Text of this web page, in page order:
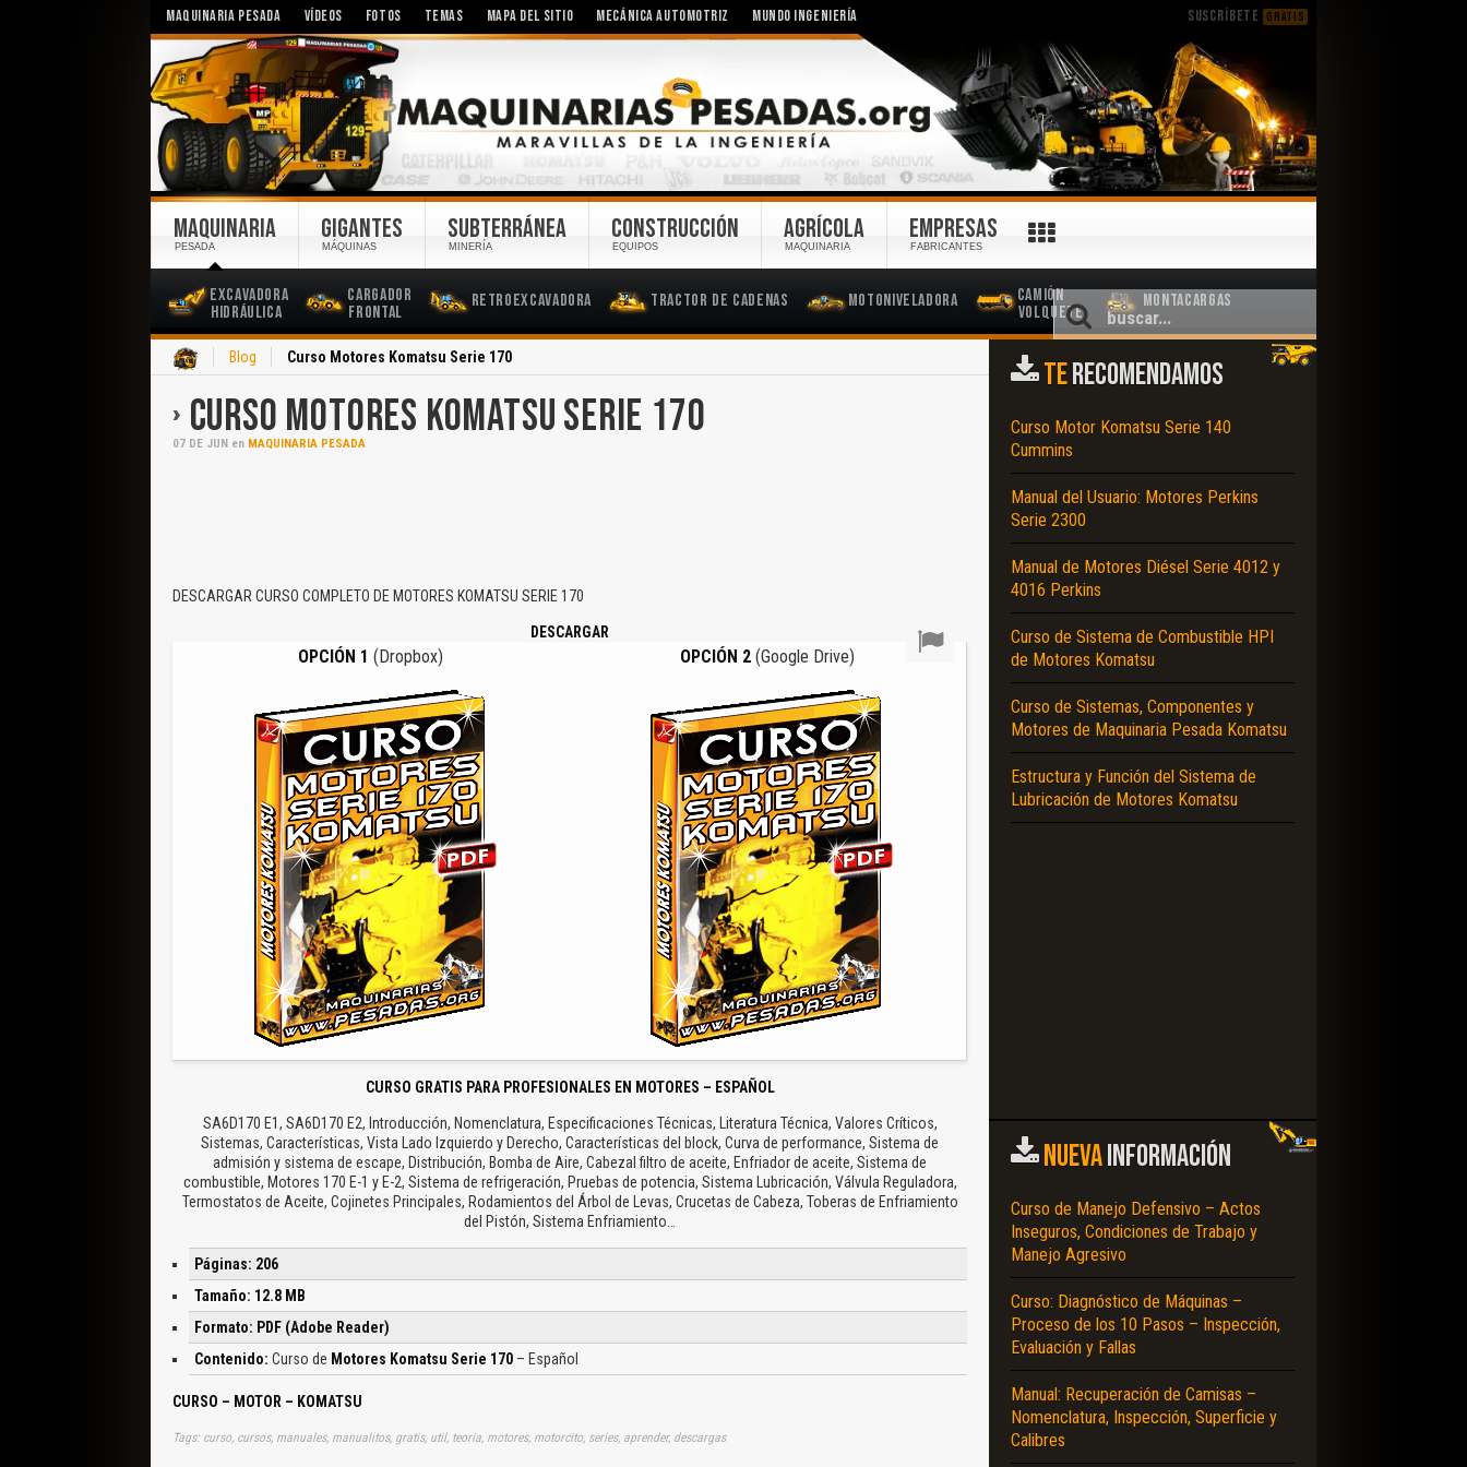
MAQUINARIA PESADA VÍDEOS FOTOS TEMAS MAPA DEL SITIO MECÁNICA AUTOMOTRIZ MUNDO INGENIERÍA SUSCRÍBETE GRATIS
MAQUINARIA
PESADA
Excavadora
Hidráulica
Cargador
Frontal
Retroexcavadora Tractor de Cadenas Motoniveladora
Camión
Volquete
Montacargas
GIGANTES
MÁQUINAS
SUBTERRÁNEA
MINERÍA
CONSTRUCCIÓN
EQUIPOS
AGRÍCOLA
MAQUINARIA
EMPRESAS
FABRICANTES
Blog Curso Motores Komatsu Serie 170
CURSO MOTORES KOMATSU SERIE 170
07 DE JUN en MAQUINARIA PESADA
DESCARGAR CURSO COMPLETO DE MOTORES KOMATSU SERIE 170
DESCARGAR
OPCIÓN 1 (Dropbox) OPCIÓN 2 (Google Drive)
CURSO GRATIS PARA PROFESIONALES EN MOTORES – ESPAÑOL
SA6D170 E1, SA6D170 E2, Introducción, Nomenclatura, Especificaciones Técnicas, Literatura Técnica, Valores Críticos,
Sistemas, Características, Vista Lado Izquierdo y Derecho, Características del block, Curva de performance, Sistema de
admisión y sistema de escape, Distribución, Bomba de Aire, Cabezal filtro de aceite, Enfriador de aceite, Sistema de
combustible, Motores 170 E-1 y E-2, Sistema de refrigeración, Pruebas de potencia, Sistema Lubricación, Válvula Reguladora,
Termostatos de Aceite, Cojinetes Principales, Rodamientos del Árbol de Levas, Crucetas de Cabeza, Toberas de Enfriamiento
del Pistón, Sistema Enfriamiento…
Páginas: 206
Tamaño: 12.8 MB
Formato: PDF (Adobe Reader)
Contenido: Curso de Motores Komatsu Serie 170– Español
CURSO – MOTOR – KOMATSU
Tags: curso, cursos, manuales, manualitos, gratis, util, teoria, motores, motorcito, series, aprender, descargas
TERECOMENDAMOS
Curso Motor Komatsu Serie 140
Cummins
Manual del Usuario: Motores Perkins
Serie 2300
Manual de Motores Diésel Serie 4012 y
4016 Perkins
Curso de Sistema de Combustible HPI
de Motores Komatsu
Curso de Sistemas, Componentes y
Motores de Maquinaria Pesada Komatsu
Estructura y Función del Sistema de
Lubricación de Motores Komatsu
NUEVAINFORMACIÓN
Curso de Manejo Defensivo – Actos
Inseguros, Condiciones de Trabajo y
Manejo Agresivo
Curso: Diagnóstico de Máquinas –
Proceso de los 10 Pasos – Inspección,
Evaluación y Fallas
Manual: Recuperación de Camisas –
Nomenclatura, Inspección, Superficie y
Calibres